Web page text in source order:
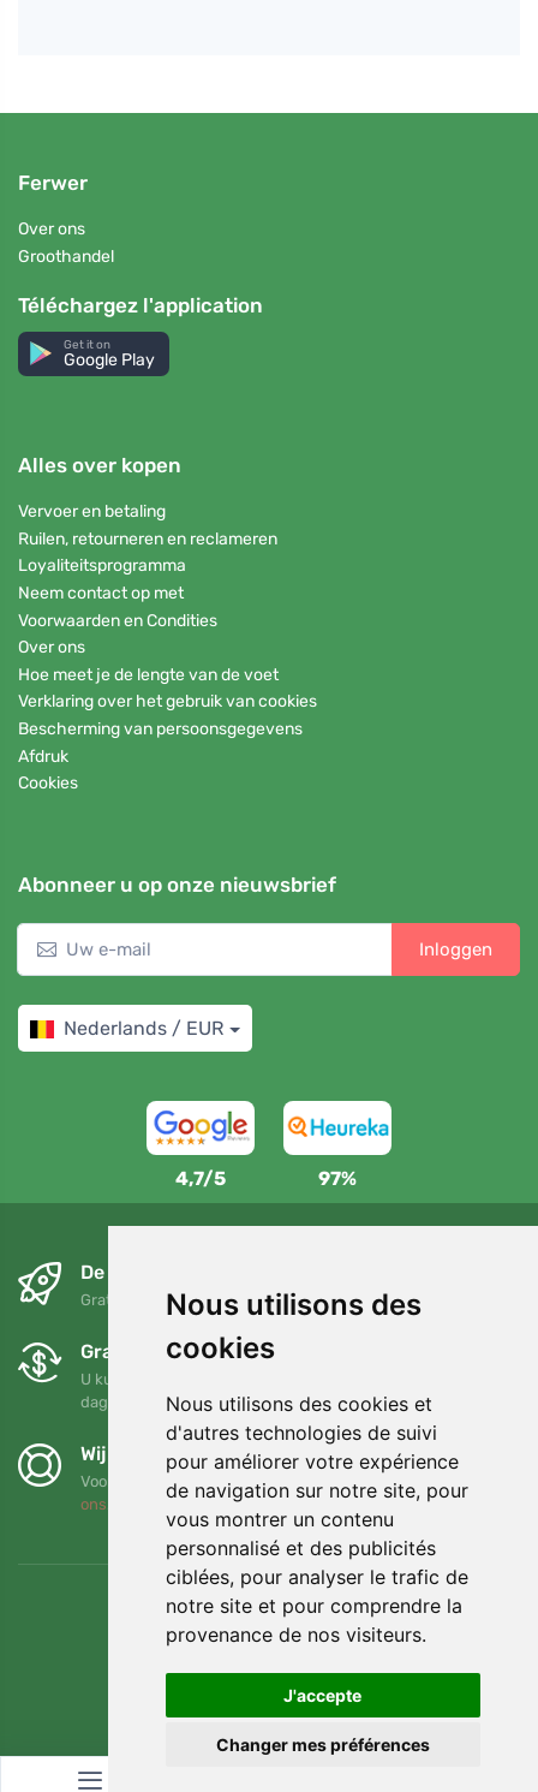
Nous utilisons des
cookies
Nous utilisons des cookies et
d'autres technologies de suivi
pour améliorer votre expérience
de navigation sur notre site, pour
vous montrer un contenu
personnalisé et des publicités
ciblées, pour analyser le trafic de
notre site et pour comprendre la
provenance de nos visiteurs.
J'accepte
Changer mes préférences
Ferwer
Over ons
Groothandel
Téléchargez l'application
Get it on
Google Play
Alles over kopen
Vervoer en betaling
Ruilen, retourneren en reclameren
Loyaliteitsprogramma
Neem contact op met
Voorwaarden en Condities
Over ons
Hoe meet je de lengte van de voet
Verklaring over het gebruik van cookies
Bescherming van persoonsgegevens
Afdruk
Cookies
Abonneer u op onze nieuwsbrief
Inloggen
Nederlands / EUR
4,7/5 97%
De volgende dag en gratis
Gratis verzending voor bestellingen boven 95 EUR
Gratis ruilen en retourneren
U kunt uw bestelling op elk gewenst moment binnen 90
dagen retourneren of ruilen
Wij steunen Trees.org
Voor elke bestelling planten we een boom! Lees meer
ons